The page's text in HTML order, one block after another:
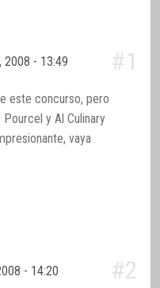
2008 - 13:49 #1
este concurso, pero
y Al Culinary
vaya
- 14:20 #2